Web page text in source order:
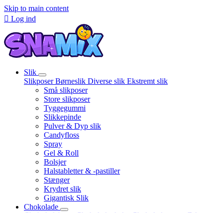
Skip to main content
 Log ind
Slik
SlikposerBørneslik Diverse slik Ekstremt slik
Små slikposer
Store slikposer
Tyggegummi
Slikkepinde
Pulver & Dyp slik
Candyfloss
Spray
Gel & Roll
Bolsjer
Halstabletter & -pastiller
Stænger
Krydret slik
Gigantisk Slik
Chokolade